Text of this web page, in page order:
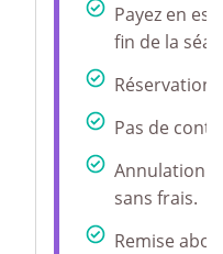
Payez en
fin de la
Réservation
Pas de
Annulation
sans frais.
Remise